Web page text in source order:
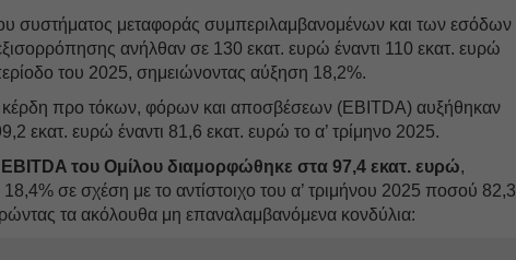
συστήματος μεταφοράς συμπεριλαμβανομένων και των εσόδων
ανήλθαν σε 130 εκατ. ευρώ έναντι 110 εκατ. ευρώ
του 2025, σημειώνοντας αύξηση 18,2%.
κέρδη προ τόκων, φόρων και αποσβέσεων (EBITDA) αυξήθηκαν
εκατ. ευρώ έναντι 81,6 εκατ. ευρώ το α’ τρίμηνο 2025.
του Ομίλου διαμορφώθηκε στα 97,4 εκατ. ευρώ,
σε σχέση με το αντίστοιχο του α’ τριμήνου 2025 ποσού 82,3
τα ακόλουθα μη επαναλαμβανόμενα κονδύλια: